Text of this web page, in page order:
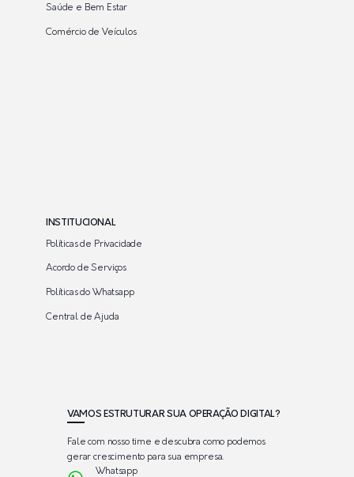
Saúde e Bem Estar
Comércio de Veículos
INSTITUCIONAL
Políticas de Privacidade
Acordo de Serviços
Políticas do Whatsapp
Central de Ajuda
VAMOS ESTRUTURAR SUA OPERAÇÃO DIGITAL?
Fale com nosso time e descubra como podemos
gerar crescimento para sua empresa.
Whatsapp